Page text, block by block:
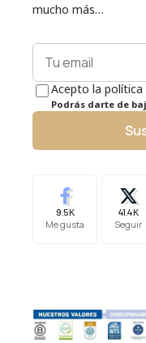
mucho más…
Acepto la política
Podrás darte de
9.5K
Me gusta
41.4K
Seguir